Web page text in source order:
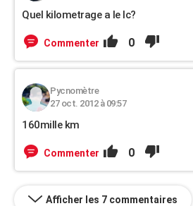
Quel kilometrage a le lc?
Commenter 0
Pycnomètre
27 oct. 2012 à 09:57
160mille km
Commenter 0
Afficher les 7 commentaires